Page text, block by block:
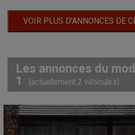
VOIR PLUS D'ANNONCES DE
Les annonces du
1
(actuellement 2 véhicules)